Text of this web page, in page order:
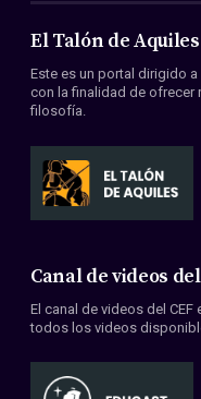
Acerca de nosotros
Miembros
Convenios
El Talón de Aquiles
Este es un portal dirigido
con la finalidad de ofrecer
filosofía.
Canal de videos del
El canal de videos del CEF
todos los videos